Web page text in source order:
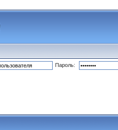
Пароль: